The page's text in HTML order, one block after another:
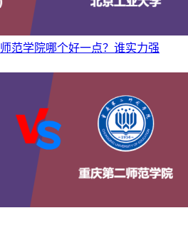
范学院哪个好一点？谁实力强